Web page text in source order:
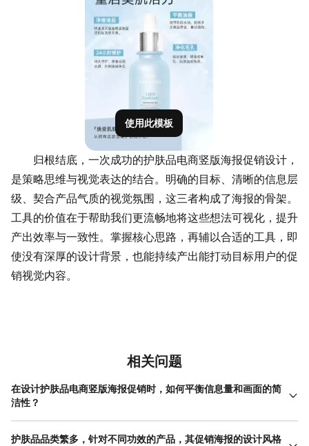
使用此模板
归根结底，一次成功的护肤品电商竖版海报促销设计，
是策略思维与视觉表达的结合。明确的目标、清晰的信息层
级、契合产品气质的视觉氛围，这三者构成了海报的骨架。
工具的价值在于帮助我们更流畅地将这些想法可视化，提升
产出效率与一致性。掌握核心思路，再辅以合适的工具，即
使没有深厚的设计背景，也能持续产出能打动目标用户的促
销视觉内容。
相关问题
在设计护肤品电商竖版海报促销时，如何平衡信息量和画面的简
洁性？
平衡信息量与简洁性的关键在于严格的信息分级和巧妙的布局整
合。首先，必须筛选信息，只保留最核心的要素：产品、核心优
护肤品品类繁多，针对不同功效的产品，其促销海报的设计风格